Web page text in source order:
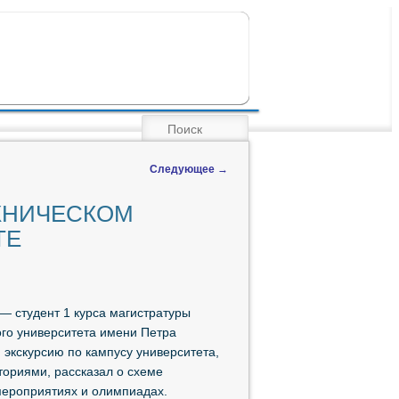
ПОИСК
Следующее →
студент 1 курса магистратуры
университета имени Петра
по кампусу университета,
рассказал о схеме
и олимпиадах.